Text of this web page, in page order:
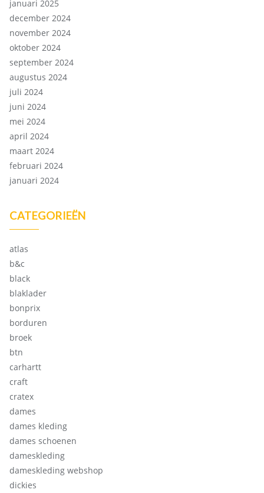
januari 2025
december 2024
november 2024
oktober 2024
september 2024
augustus 2024
juli 2024
juni 2024
mei 2024
april 2024
maart 2024
februari 2024
januari 2024
CATEGORIEËN
atlas
b&c
black
blaklader
bonprix
borduren
broek
btn
carhartt
craft
cratex
dames
dames kleding
dames schoenen
dameskleding
dameskleding webshop
dickies